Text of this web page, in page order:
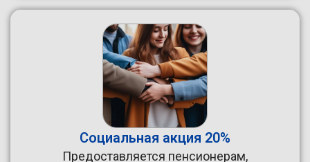
Социальная акция 20%
Предоставляется пенсионерам,